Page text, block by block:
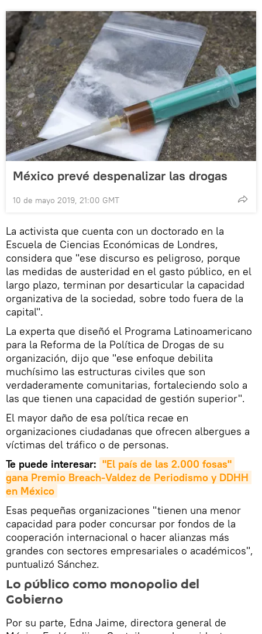
México prevé despenalizar las drogas
10 de mayo 2019, 21:00 GMT
La activista que cuenta con un doctorado en la
Escuela de Ciencias Económicas de Londres,
considera que "ese discurso es peligroso, porque
las medidas de austeridad en el gasto público, en el
largo plazo, terminan por desarticular la capacidad
organizativa de la sociedad, sobre todo fuera de la
capital".
La experta que diseñó el Programa Latinoamericano
para la Reforma de la Política de Drogas de su
organización, dijo que "ese enfoque debilita
muchísimo las estructuras civiles que son
verdaderamente comunitarias, fortaleciendo solo a
las que tienen una capacidad de gestión superior".
El mayor daño de esa política recae en
organizaciones ciudadanas que ofrecen albergues a
víctimas del tráfico o de personas.
Te puede interesar: "El país de las 2.000 fosas"
gana Premio Breach-Valdez de Periodismo y DDHH
en México
Esas pequeñas organizaciones "tienen una menor
capacidad para poder concursar por fondos de la
cooperación internacional o hacer alianzas más
grandes con sectores empresariales o académicos",
puntualizó Sánchez.
Lo público como monopolio del
Gobierno
Por su parte, Edna Jaime, directora general de